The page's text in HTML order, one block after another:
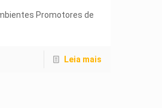
Promotores de
Leia mais